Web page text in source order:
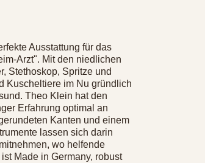
Ausstattung für das
Arzt". Mit den niedlichen
Stethoskop, Spritze und
Kuscheltiere im Nu gründlich
Theo Klein hat den
Erfahrung optimal an
Kanten und einem
lassen sich darin
wo helfende
Made in Germany, robust